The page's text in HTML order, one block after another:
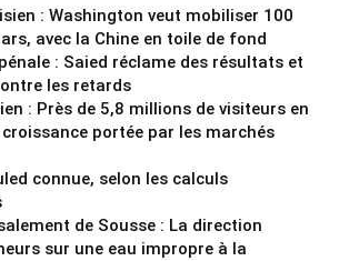
: Washington veut mobiliser 100
avec la Chine en toile de fond
: Saied réclame des résultats et
les retards
: Près de 5,8 millions de visiteurs en
portée par les marchés
connue, selon les calculs
de Sousse : La direction
sur une eau impropre à la